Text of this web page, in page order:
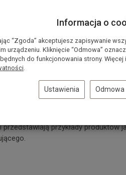
odbiegać od prezentowanego na
materiały i ręczne techniki
przykłady produktów
Informacja o
“Zgoda” akceptujesz zapisywanie
urządzeniu. Kliknięcie “Odmowa”
do funkcjonowania strony.
.
Ustawienia Odmowa